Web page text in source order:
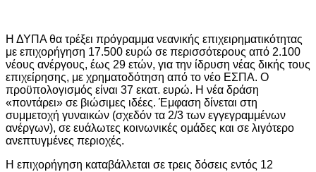
Η ΔΥΠΑ θα τρέξει πρόγραμμα νεανικής επιχειρηματικότητας
με επιχορήγηση 17.500 ευρώ σε περισσότερους από 2.100
νέους ανέργους, έως 29 ετών, για την ίδρυση νέας δικής τους
επιχείρησης, με χρηματοδότηση από το νέο ΕΣΠΑ. Ο
προϋπολογισμός είναι 37 εκατ. ευρώ. Η νέα δράση
«ποντάρει» σε βιώσιμες ιδέες. Έμφαση δίνεται στη
συμμετοχή γυναικών (σχεδόν τα 2/3 των εγγεγραμμένων
ανέργων), σε ευάλωτες κοινωνικές ομάδες και σε λιγότερο
ανεπτυγμένες περιοχές.
Η επιχορήγηση καταβάλλεται σε τρεις δόσεις εντός 12